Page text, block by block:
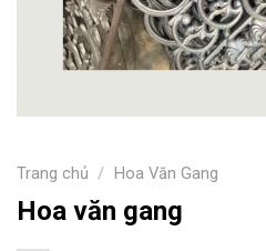
Trang chủ / Hoa Văn Gang
Hoa văn gang